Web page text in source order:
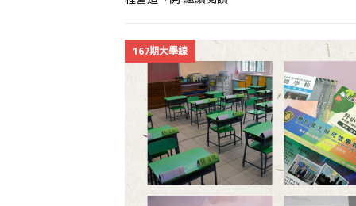
167期大學線